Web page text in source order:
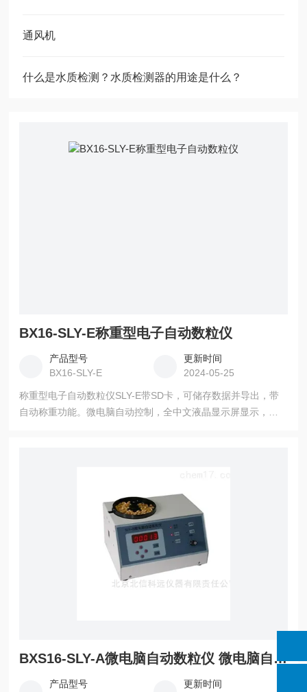
通风机
什么是水质检测？水质检测器的用途是什么？
BX16-SLY-E称重型电子自动数粒仪
产品型号
BX16-SLY-E
更新时间
2024-05-25
称重型电子自动数粒仪SLY-E带SD卡，可储存数据并导出，带
自动称重功能。微电脑自动控制，全中文液晶显示屏显示，中
BXS16-SLY-A微电脑自动数粒仪 微电脑自动控制数粒仪 高精度无噪音自动数粒仪
产品型号
更新时间